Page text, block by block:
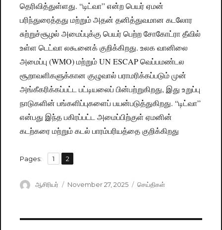
தெரிவித்துள்ளது. “டிட்வா” என்ற பெயர் ஏமன்
பரிந்துரைத்தது மற்றும் அதன் தனித்துவமான கடலோர
சுற்றுச்சூழல் அமைப்புக்கு பெயர் பெற்ற சோகோட்ரா தீவில்
உள்ள டெட்வா லகூனைக் குறிக்கிறது. உலக வானிலை
அமைப்பு (WMO) மற்றும் UN ESCAP வெப்பமண்டல
சூறாவளிகளுக்கான குழுவால் பராமரிக்கப்படும் முன்
அங்கீகரிக்கப்பட்ட பட்டியலைப் பின்பற்றுகிறது, இது உறுப்பு
நாடுகளின் பங்களிப்புகளைப் பயன்படுத்துகிறது. “டிட்வா”
என்பது இந்த பகிரப்பட்ட அமைப்பிற்குள் ஏமனின்
கடற்கரை மற்றும் கடல் பாரம்பரியத்தை குறிக்கிறது
Pages: Page
1 ,
Page
2
Author
ஆசிரியர்
Posted
November 27, 2025 Categories
செய்திகள்